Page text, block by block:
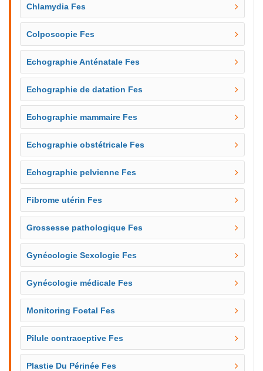
Chlamydia Fes
Colposcopie Fes
Echographie Anténatale Fes
Echographie de datation Fes
Echographie mammaire Fes
Echographie obstétricale Fes
Echographie pelvienne Fes
Fibrome utérin Fes
Grossesse pathologique Fes
Gynécologie Sexologie Fes
Gynécologie médicale Fes
Monitoring Foetal Fes
Pilule contraceptive Fes
Plastie Du Périnée Fes